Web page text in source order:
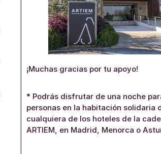
¡Muchas gracias por tu apoyo!
* Podrás disfrutar de una noche
personas en la habitación solidaria
cualquiera de los hoteles de la
ARTIEM, en Madrid, Menorca o